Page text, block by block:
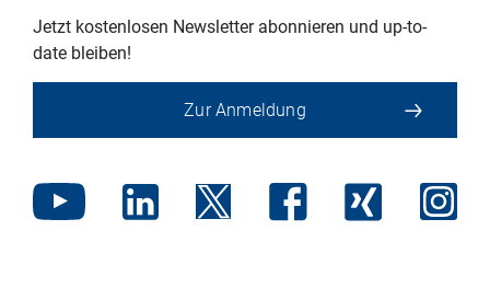
Jetzt kostenlosen Newsletter abonnieren und up-to-
date bleiben!
Zur Anmeldung